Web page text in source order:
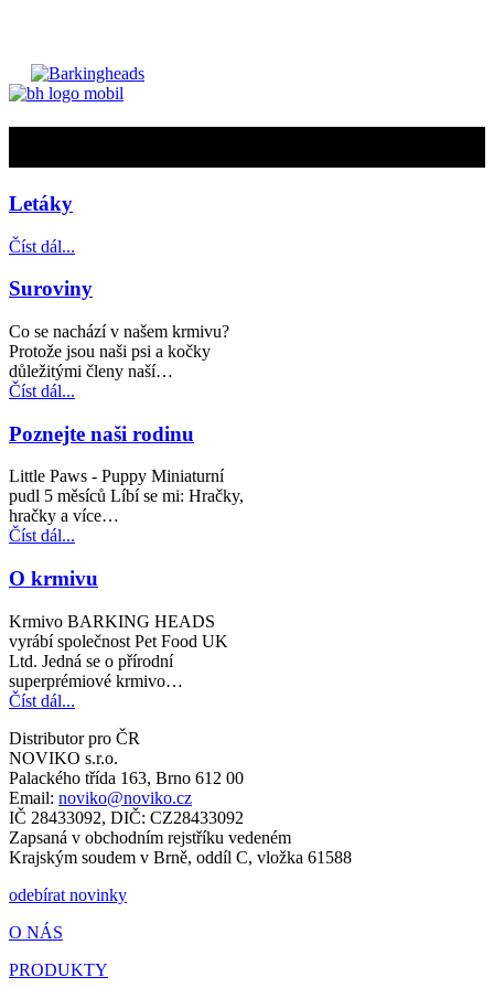
Letáky
Číst dál...
Suroviny
Co se nachází v našem krmivu?
Protože jsou naši psi a kočky
důležitými členy naší…
Číst dál...
Poznejte naši rodinu
Little Paws - Puppy Miniaturní
pudl 5 měsíců Líbí se mi: Hračky,
hračky a více…
Číst dál...
O krmivu
Krmivo BARKING HEADS
vyrábí společnost Pet Food UK
Ltd. Jedná se o přírodní
superprémiové krmivo…
Číst dál...
Distributor pro ČR
NOVIKO s.r.o.
Palackého třída 163, Brno 612 00
Email: noviko@noviko.cz
IČ 28433092, DIČ: CZ28433092
Zapsaná v obchodním rejstříku vedeném
Krajským soudem v Brně, oddíl C, vložka 61588
odebírat novinky
O NÁS
PRODUKTY